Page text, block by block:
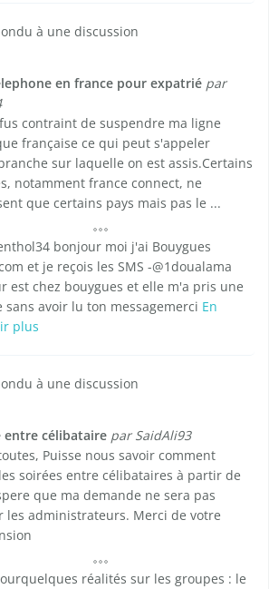
à une discussion
en france pour expatrié par
contraint de suspendre ma ligne
française ce qui peut s'appeler
sur laquelle on est assis.Certains
notamment france connect, ne
que certains pays mais pas le ...
bonjour moi j'ai Bouygues
et je reçois les SMS -@1doualama
est chez bouygues et elle m'a pris une
sans avoir lu ton messagemerci En
plus
à une discussion
entre célibataire par SaidAli93
Puisse nous savoir comment
soirées entre célibataires à partir de
que ma demande ne sera pas
les administrateurs. Merci de votre
réalités sur les groupes : le